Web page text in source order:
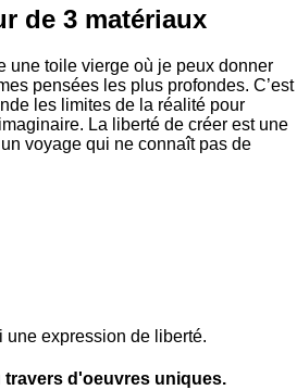
de 3 matériaux
une toile vierge où je peux donner
pensées les plus profondes. C’est
les limites de la réalité pour
La liberté de créer est une
voyage qui ne connaît pas de
une expression de liberté.
travers d'oeuvres uniques.